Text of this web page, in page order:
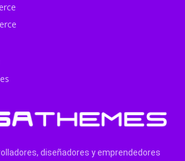
diseñadores y emprendedores